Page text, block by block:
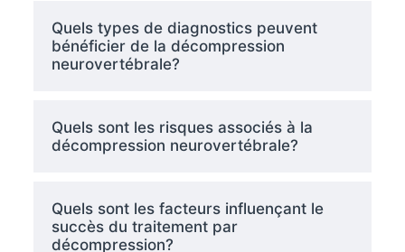
Quels types de diagnostics peuvent
bénéficier de la décompression
neurovertébrale?
Quels sont les risques associés à la
décompression neurovertébrale?
Quels sont les facteurs influençant le
succès du traitement par
décompression?